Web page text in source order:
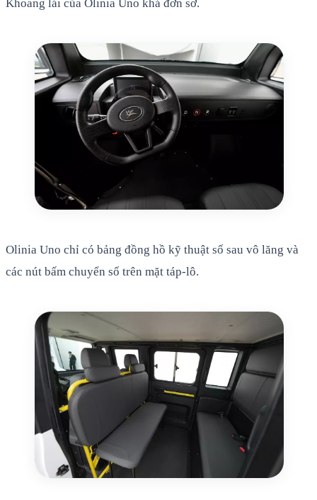
Khoang lái của Olinia Uno khá đơn sơ.
Olinia Uno chỉ có bảng đồng hồ kỹ thuật số sau vô lăng và
các nút bấm chuyển số trên mặt táp-lô.